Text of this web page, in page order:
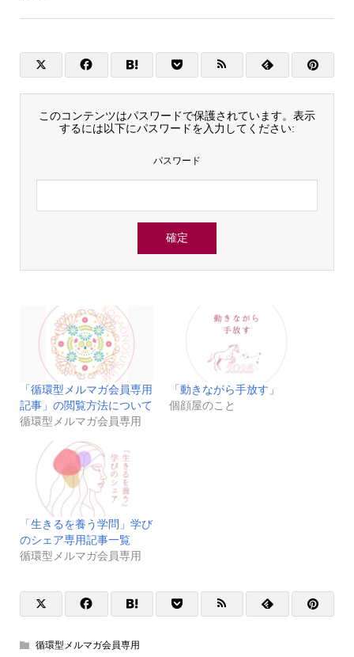
このコンテンツはパスワードで保護されています。表示
するには以下にパスワードを入力してください:
パスワード
「循環型メルマガ会員専用
記事」の閲覧方法について
循環型メルマガ会員専用
「動きながら手放す」
個顔屋のこと
「生きるを養う学問」学び
のシェア専用記事一覧
循環型メルマガ会員専用
循環型メルマガ会員専用